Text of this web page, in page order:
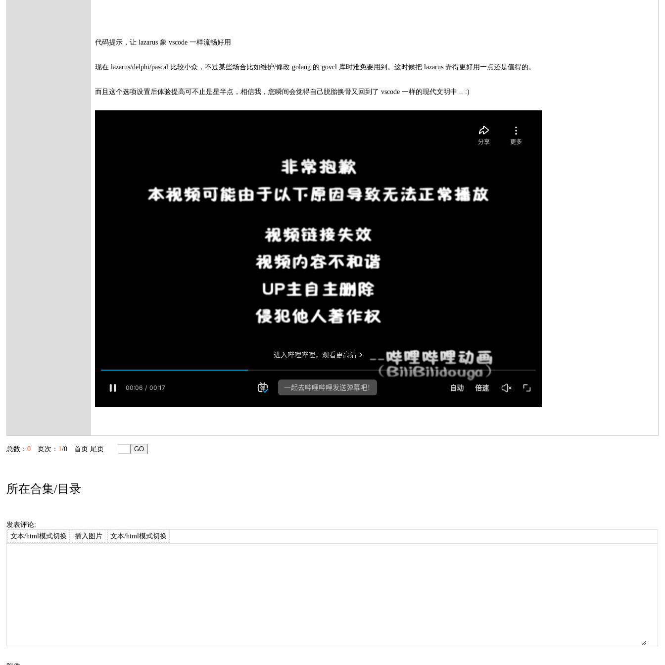
代码提示，让 lazarus 象 vscode 一样流畅好用
现在 lazarus/delphi/pascal 比较小众，不过某些场合比如维护/修改 golang 的 govcl 库时难免要用到。这时候把 lazarus 弄得更好用一点还是值得的。
而且这个选项设置后体验提高可不止是星半点，相信我，您瞬间会觉得自己脱胎换骨又回到了 vscode 一样的现代文明中 .. :)
总数：0 页次： 1/0首页 尾页
所在合集/目录
发表评论:
文本/html模式切换
插入图片 文本/html模式切换